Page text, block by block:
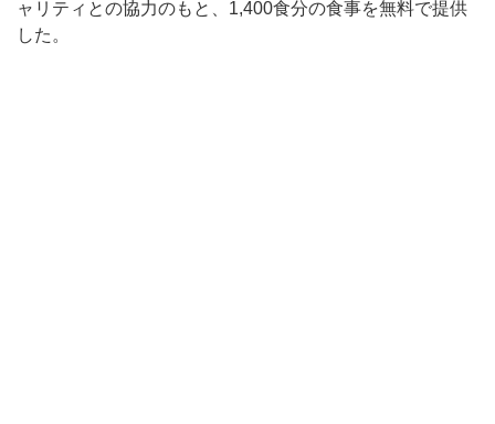
ャリティとの協力のもと、1,400食分の食事を無料で提供
した。